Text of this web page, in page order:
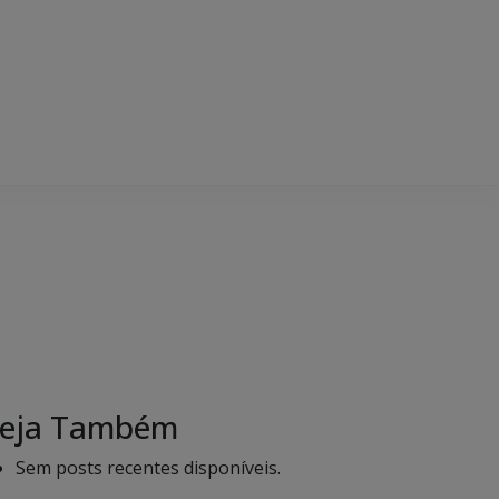
Também
Sem posts recentes disponíveis.